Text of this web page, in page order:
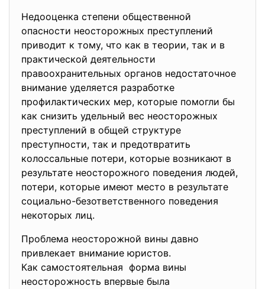
Недооценка степени общественной
опасности неосторожных преступлений
приводит к тому, что как в теории, так и в
практической деятельности
правоохранительных органов недостаточное
внимание уделяется разработке
профилактических мер, которые помогли бы
как снизить удельный вес неосторожных
преступлений в общей структуре
преступности, так и предотвратить
колоссальные потери, которые возникают в
результате неосторожного поведения людей,
потери, которые имеют место в результате
социально-безответственного поведения
некоторых лиц.
Проблема неосторожной вины давно
привлекает внимание юристов.
Как самостоятельная форма вины
неосторожность впервые была